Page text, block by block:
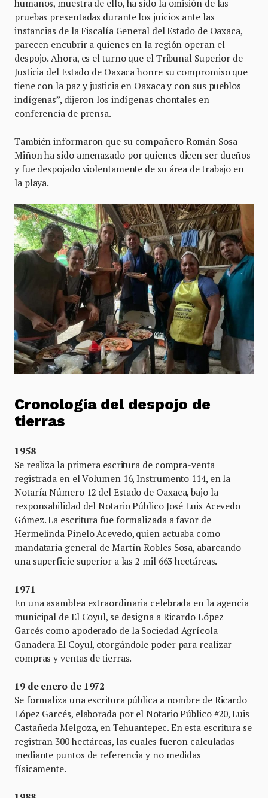
humanos, muestra de ello, ha sido la omisión de las
pruebas presentadas durante los juicios ante las
instancias de la Fiscalía General del Estado de Oaxaca,
parecen encubrir a quienes en la región operan el
despojo. Ahora, es el turno que el Tribunal Superior de
Justicia del Estado de Oaxaca honre su compromiso que
tiene con la paz y justicia en Oaxaca y con sus pueblos
indígenas”, dijeron los indígenas chontales en
conferencia de prensa.
También informaron que su compañero Román Sosa
Miñon ha sido amenazado por quienes dicen ser dueños
y fue despojado violentamente de su área de trabajo en
la playa.
Cronología del despojo de
tierras
1958
Se realiza la primera escritura de compra-venta
registrada en el Volumen 16, Instrumento 114, en la
Notaría Número 12 del Estado de Oaxaca, bajo la
responsabilidad del Notario Público José Luis Acevedo
Gómez. La escritura fue formalizada a favor de
Hermelinda Pinelo Acevedo, quien actuaba como
mandataria general de Martín Robles Sosa, abarcando
una superficie superior a las 2 mil 663 hectáreas.
1971
En una asamblea extraordinaria celebrada en la agencia
municipal de El Coyul, se designa a Ricardo López
Garcés como apoderado de la Sociedad Agrícola
Ganadera El Coyul, otorgándole poder para realizar
compras y ventas de tierras.
19 de enero de 1972
Se formaliza una escritura pública a nombre de Ricardo
López Garcés, elaborada por el Notario Público #20, Luis
Castañeda Melgoza, en Tehuantepec. En esta escritura se
registran 300 hectáreas, las cuales fueron calculadas
mediante puntos de referencia y no medidas
físicamente.